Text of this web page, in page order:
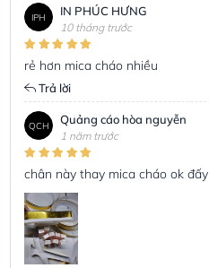
IPH IN PHÚC HƯNG
10 tháng trước
rẻ hơn mica cháo nhiều
Trả lời
QCH Quảng cáo hòa nguyễn
1 năm trước
chân này thay mica cháo ok đấy